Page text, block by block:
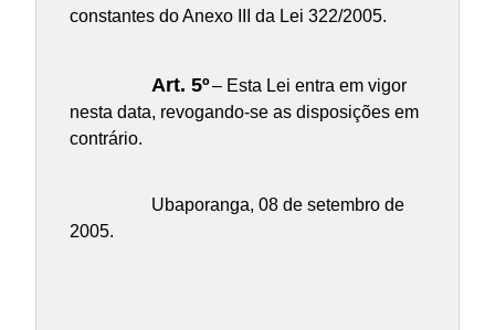
constantes do Anexo III da Lei 322/2005.
Art. 5º– Esta Lei entra em vigor
nesta data, revogando-se as disposições em
contrário.
Ubaporanga, 08 de setembro de
2005.